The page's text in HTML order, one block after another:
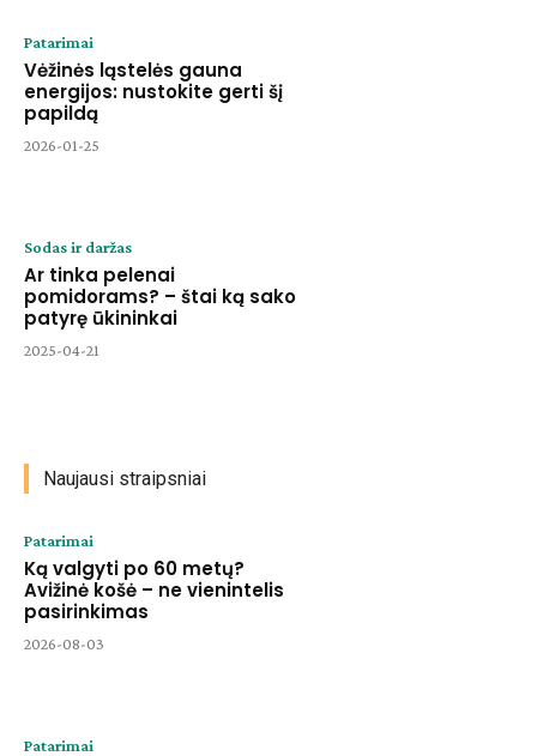
Patarimai
Vėžinės ląstelės gauna
energijos: nustokite gerti šį
papildą
2026-01-25
Sodas ir daržas
Ar tinka pelenai
pomidorams? – štai ką sako
patyrę ūkininkai
2025-04-21
Naujausi straipsniai
Patarimai
Ką valgyti po 60 metų?
Avižinė košė – ne vienintelis
pasirinkimas
2026-08-03
Patarimai